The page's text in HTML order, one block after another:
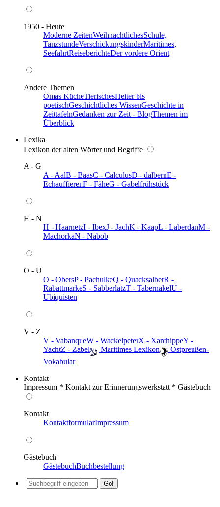
1950 - Heute
Moderne ZeitenWeihnachtlichesSchule,
TanzstundeVerschickungskinderMaritimes,
SeefahrtReiseberichteDer vordere Orient
Andere Themen
Omas KücheTierischesHeiter bis
poetischGeschichtliches WissenGeschichte in
ZeittafelnGedanken zur Zeit - BlogThemen im
Überblick
Lexika
Lexikon der alten Wörter und Begriffe
A - G
A - AalB - BaasC - CalculusD - dalbernE -
EchauffierenF - FäheG - Gabelfrühstück
H - N
H - HaarnetzI - IbexJ - JachK - KaapL - LaberdanM -
MachorkaN - Nabob
O - U
O - ObersP - PachulkeQ - QuacksalberR -
RabattmarkeS - SabberlatzT - TabernakelU -
Ubiquisten
V - Z
V - VabanqueW - WackelpeterX - XanthippeY -
YachtZ - Zabel ️ Maritimes Lexikon
️ Ostpreußen-
Vokabular
Kontakt
Impressum * Kontakt zur Erinnerungswerkstatt * Gästebuch
Kontakt
KontaktformularImpressum
Gästebuch
GästebuchBuchbestellung